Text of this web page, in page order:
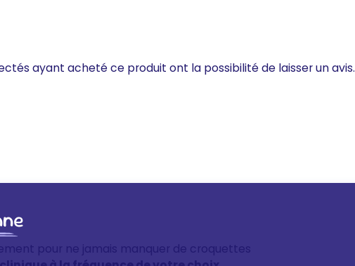
ayant acheté ce produit ont la possibilité de laisser un avis.
pour ne jamais manquer de croquettes